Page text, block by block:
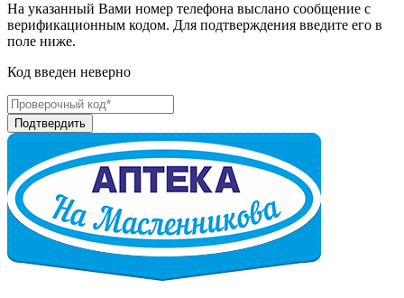
На указанный Вами номер телефона выслано сообщение с
верификационным кодом. Для подтверждения введите его в
поле ниже.
Код введен неверно